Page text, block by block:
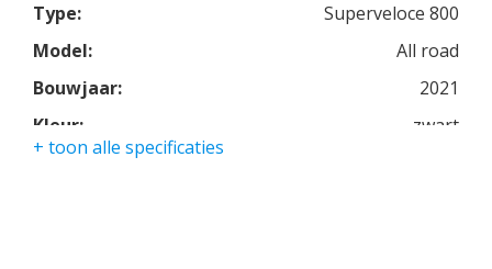
Type:
Superveloce 800
Model:
All road
Bouwjaar:
2021
Kleur:
zwart
+ toon alle specificaties